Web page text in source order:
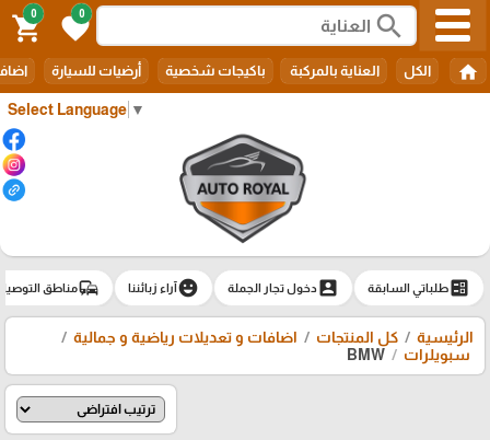
Select Language ▼
search
0
favorite
0
shopping_cart
home الكل العناية بالمركبة باكيجات شخصية أرضيات للسيارة
ballotطلباتي السابقة account_boxدخول تجار الجملة emoji_emotionsآراء زبائننا commuteمناطق
الرئيسية كل المنتجات
اضافات و تعديلات رياضية و جمالية
سبويلرات
BMW